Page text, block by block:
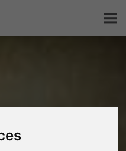
la investigación